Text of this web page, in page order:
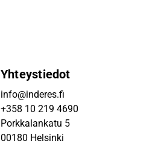
Yhteystiedot
info@inderes.fi
+358 10 219 4690
Porkkalankatu 5
00180 Helsinki